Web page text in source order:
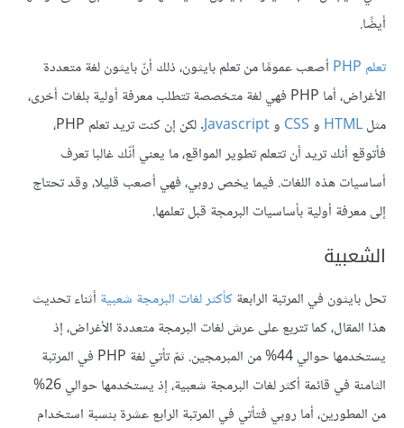
أيضًا.
تعلم PHP
أصعب عمومًا من تعلم بايثون، ذلك أنّ بايثون لغة متعددة
الأغراض، أما PHP فهي لغة متخصصة تتطلب معرفة أولية بلغات أخرى،
مثلHTML وCSS وJavascript
. لكن إن كنت تريد تعلم PHP،
فأتوقع أنك تريد أن تتعلم تطوير المواقع، ما يعني أنّك غالبا تعرف
أساسيات هذه اللغات. فيما يخص روبي، فهي أصعب قليلا، وقد تحتاج
إلى معرفة أولية بأساسيات البرمجة قبل تعلمها.
الشعبية
تحل بايثون في المرتبة الرابعةكأكثر لغات البرمجة شعبية أثناء تحديث
هذا المقال، كما تتربع على عرش لغات البرمجة متعددة الأغراض، إذ
يستخدمها حوالي 44% من المبرمجين. ثمّ تأتي لغة PHP في المرتبة
الثامنة في قائمة أكثر لغات البرمجة شعبية، إذ يستخدمها حوالي 26%
من المطورين، أما روبي فتأتي في المرتبة الرابع عشرة بنسبة استخدام